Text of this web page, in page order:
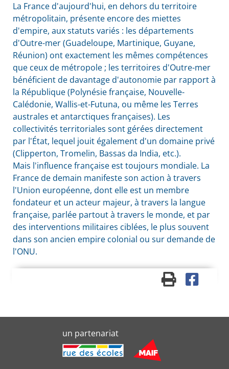
La France d'aujourd'hui, en dehors du territoire
métropolitain, présente encore des miettes
d'empire, aux statuts variés : les départements
d'Outre-mer (Guadeloupe, Martinique, Guyane,
Réunion) ont exactement les mêmes compétences
que ceux de métropole ; les territoires d'Outre-mer
bénéficient de davantage d'autonomie par rapport à
la République (Polynésie française, Nouvelle-
Calédonie, Wallis-et-Futuna, ou même les Terres
australes et antarctiques françaises). Les
collectivités territoriales sont gérées directement
par l'État, lequel jouit également d'un domaine privé
(Clipperton, Tromelin, Bassas da India, etc.).
Mais l'influence française est toujours mondiale. La
France de demain manifeste son action à travers
l'Union européenne, dont elle est un membre
fondateur et un acteur majeur, à travers la langue
française, parlée partout à travers le monde, et par
des interventions militaires ciblées, le plus souvent
dans son ancien empire colonial ou sur demande de
l'ONU.
un partenariat